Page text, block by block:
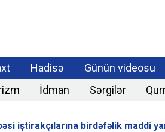
Hadisə Günün videosu
İdman Sərgilər
iştirakçılarına birdəfəlik maddi